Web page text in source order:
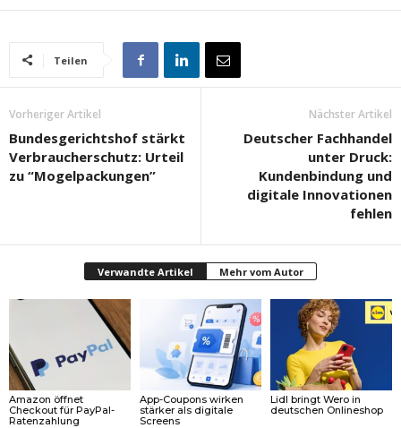
Teilen
Vorheriger Artikel
Bundesgerichtshof stärkt
Verbraucherschutz: Urteil
zu “Mogelpackungen”
Nächster Artikel
Deutscher Fachhandel
unter Druck:
Kundenbindung und
digitale Innovationen
fehlen
Verwandte Artikel Mehr vom Autor
Amazon öffnet
Checkout für PayPal-
Ratenzahlung
App-Coupons wirken
stärker als digitale
Screens
Lidl bringt Wero in
deutschen Onlineshop